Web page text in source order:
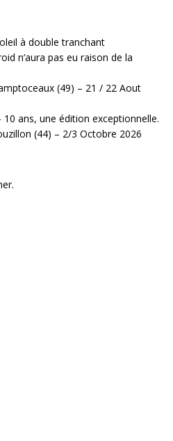
à double tranchant
n’aura pas eu raison de la
(49) – 21 / 22 Aout
10 ans, une édition exceptionnelle.
(44) – 2/3 Octobre 2026